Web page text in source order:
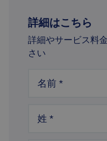
詳細はこちら
詳細やサービス料
さい
名前*
姓*